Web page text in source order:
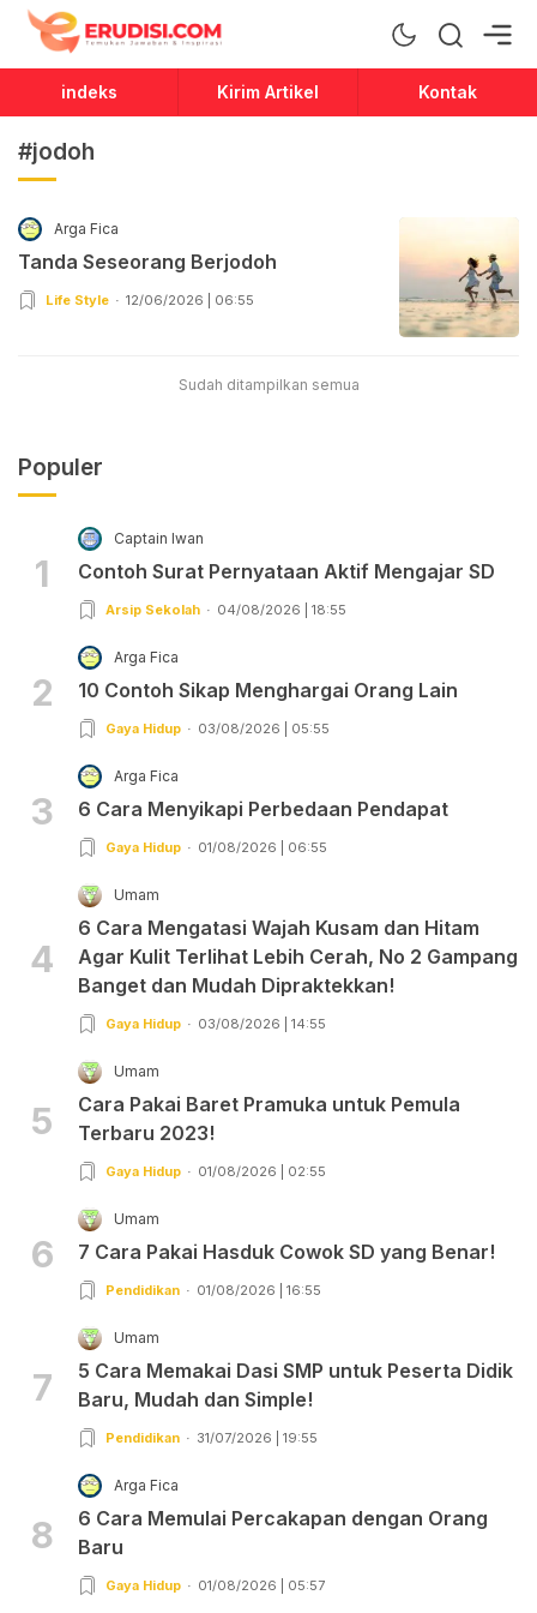
Erudisi
Temukan Jawaban dan Inspirasi
indeks Kirim Artikel Kontak
#jodoh
Arga Fica
Tanda Seseorang Berjodoh
Life Style 12/06/2026 | 06:55
Sudah ditampilkan semua
Populer
1
Captain Iwan
Contoh Surat Pernyataan Aktif Mengajar SD
Arsip Sekolah 04/08/2026 | 18:55
2
Arga Fica
10 Contoh Sikap Menghargai Orang Lain
Gaya Hidup 03/08/2026 | 05:55
3
Arga Fica
6 Cara Menyikapi Perbedaan Pendapat
Gaya Hidup 01/08/2026 | 06:55
4
Umam
6 Cara Mengatasi Wajah Kusam dan Hitam
Agar Kulit Terlihat Lebih Cerah, No 2 Gampang
Banget dan Mudah Dipraktekkan!
Gaya Hidup 03/08/2026 | 14:55
5
Umam
Cara Pakai Baret Pramuka untuk Pemula
Terbaru 2023!
Gaya Hidup 01/08/2026 | 02:55
6
Umam
7 Cara Pakai Hasduk Cowok SD yang Benar!
Pendidikan 01/08/2026 | 16:55
7
Umam
5 Cara Memakai Dasi SMP untuk Peserta Didik
Baru, Mudah dan Simple!
Pendidikan 31/07/2026 | 19:55
8
Arga Fica
6 Cara Memulai Percakapan dengan Orang
Baru
Gaya Hidup 01/08/2026 | 05:57